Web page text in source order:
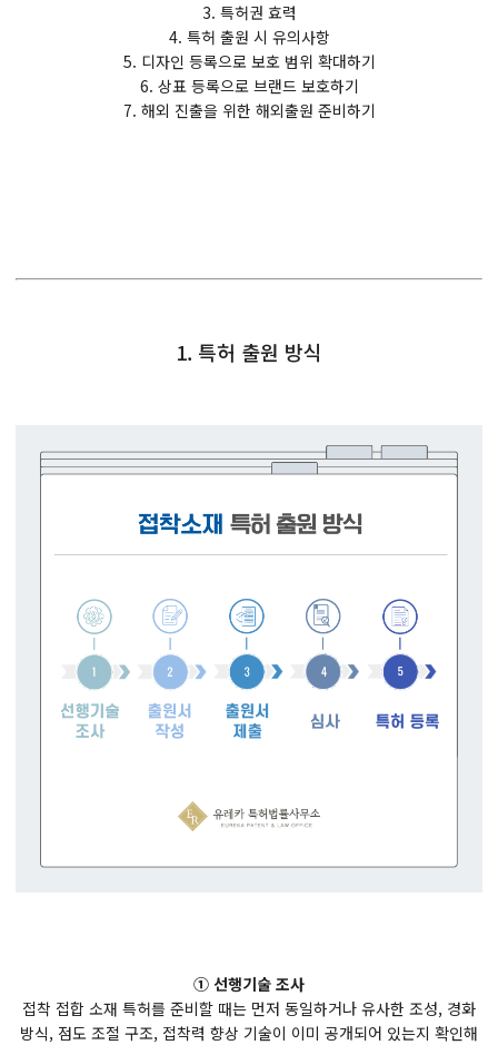
3. 특허권 효력
4. 특허 출원 시 유의사항
5. 디자인 등록으로 보호 범위 확대하기
6. 상표 등록으로 브랜드 보호하기
7. 해외 진출을 위한 해외출원 준비하기
1. 특허 출원 방식
① 선행기술 조사
접착 접합 소재 특허를 준비할 때는 먼저 동일하거나 유사한 조성, 경화
방식, 점도 조절 구조, 접착력 향상 기술이 이미 공개되어 있는지 확인해